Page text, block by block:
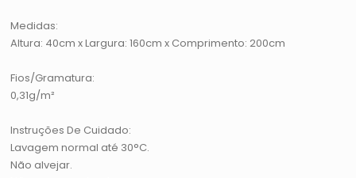
Medidas:
Altura: 40cm x Largura: 160cm x Comprimento: 200cm
Fios/Gramatura:
0,31g/m²
Instruções De Cuidado:
Lavagem normal até 30°C.
Não alvejar.